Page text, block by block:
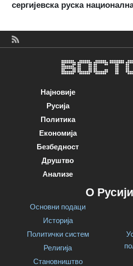
сергијевска руска
Најновије
Русија
Политика
Економија
Безбедност
Друштво
Анализе
О Русији
Основни подаци
Историја
Политички систем
Религија
Становништво